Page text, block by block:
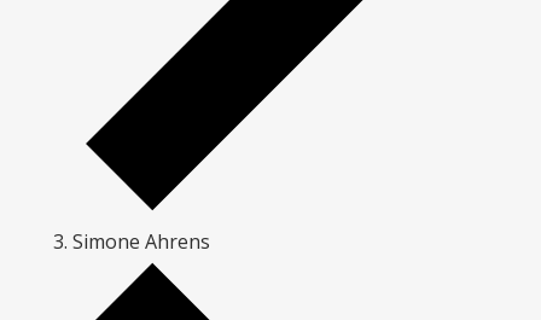
Simone Ahrens